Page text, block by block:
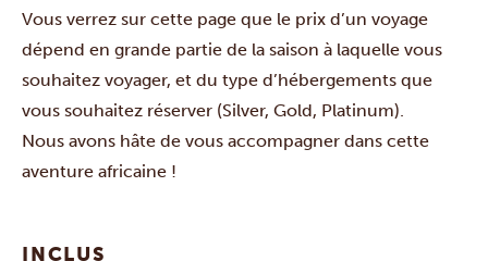
Vous verrez sur cette page que le prix d’un voyage
dépend en grande partie de la saison à laquelle vous
souhaitez voyager, et du type d’hébergements que
vous souhaitez réserver (Silver, Gold, Platinum).
Nous avons hâte de vous accompagner dans cette
aventure africaine !
INCLUS